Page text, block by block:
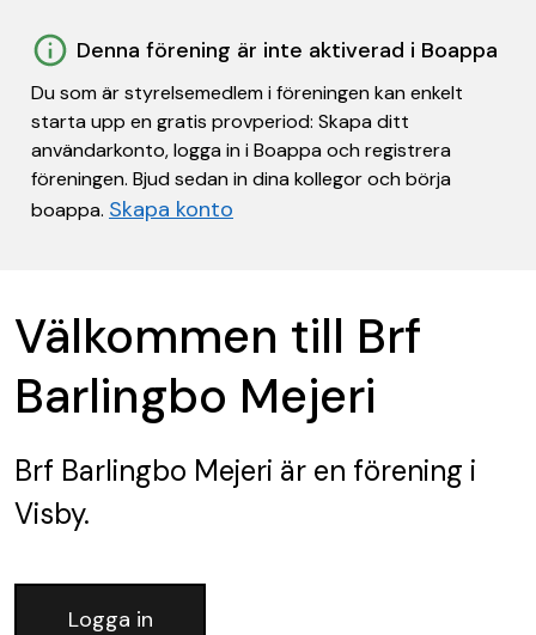
Denna förening är inte aktiverad i Boappa
Du som är styrelsemedlem i föreningen kan enkelt
starta upp en gratis provperiod: Skapa ditt
användarkonto, logga in i Boappa och registrera
föreningen. Bjud sedan in dina kollegor och börja
boappa. Skapa konto
Välkommen till Brf
Barlingbo Mejeri
Brf Barlingbo Mejeri är en förening i
Visby.
Logga in